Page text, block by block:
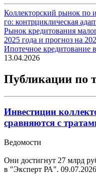
Коллекторский рынок по
го: контрциклическая
Рынок кредитования
2025 года и прогноз на
Ипотечное кредитование
13.04.2026
Публикации по
Инвестиции
сравняются с
Ведомости
Они достигнут 27 млрд
в "Эксперт РА". 09.07.2026